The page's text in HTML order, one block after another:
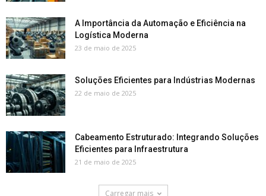
A Importância da Automação e Eficiência na
Logística Moderna
23 de maio de 2025
Soluções Eficientes para Indústrias Modernas
22 de maio de 2025
Cabeamento Estruturado: Integrando Soluções
Eficientes para Infraestrutura
21 de maio de 2025
Carregar mais